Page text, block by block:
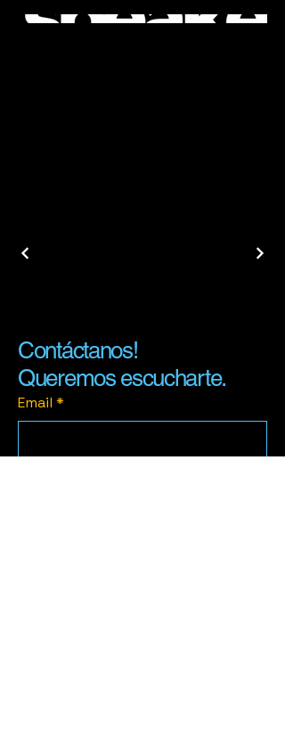
Contáctanos!
Queremos escucharte.
Email *